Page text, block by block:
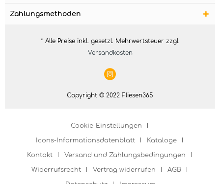
Zahlungsmethoden
* Alle Preise inkl. gesetzl. Mehrwertsteuer zzgl.
Versandkosten
Copyright © 2022 Fliesen365
Cookie-Einstellungen
Icons-Informationsdatenblatt Kataloge
Kontakt Versand und Zahlungsbedingungen
Widerrufsrecht Vertrag widerrufen AGB